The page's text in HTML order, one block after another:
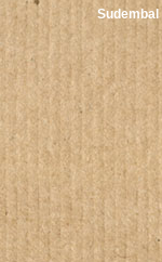
Sudembal